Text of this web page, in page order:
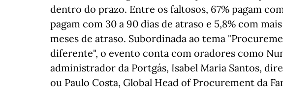
dentro do prazo. Entre os faltosos, 67% pagam
pagam com 30 a 90 dias de atraso e 5,8% com
meses de atraso. Subordinada ao tema
diferente", o evento conta com oradores como
administrador da Portgás, Isabel Maria Santos,
ou Paulo Costa, Global Head of Procurement da